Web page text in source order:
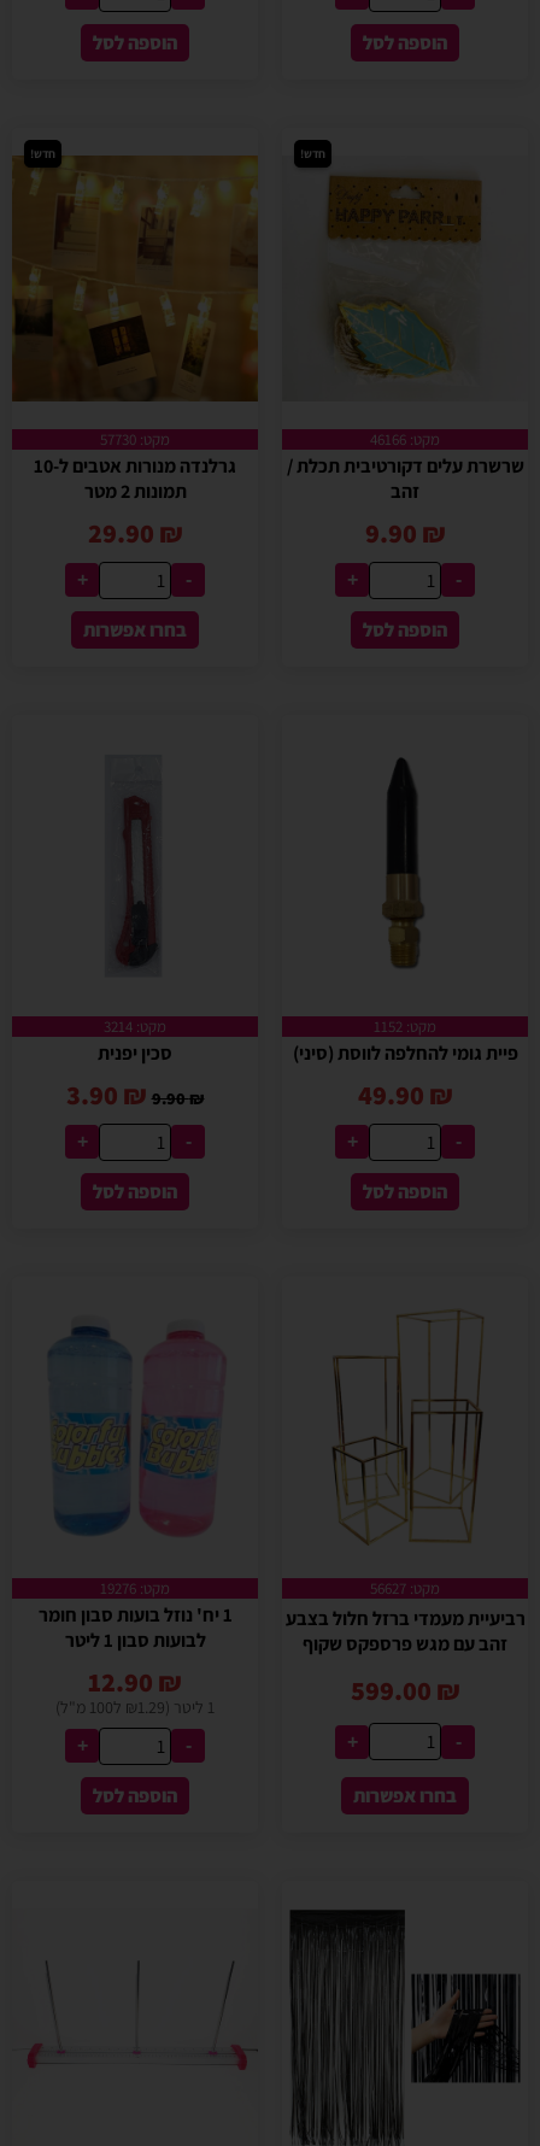
הוספה לסל הוספה לסל
חדש!
מקט: 46166
שרשרת עלים דקורטיבית תכלת /
זהב
9.90 ₪
-
+
הוספה לסל
חדש!
מקט: 57730
גרלנדה מנורות אטבים ל-10
תמונות 2 מטר
29.90 ₪
-
+
בחרו אפשרות
מקט: 1152
פיית גומי להחלפה לווסת (סיני)
49.90 ₪
-
+
הוספה לסל
מקט: 3214
סכין יפנית
9.90₪
3.90 ₪
-
+
הוספה לסל
מקט: 56627
רביעיית מעמדי ברזל חלול בצבע
זהב עם מגש פרספקס שקוף
599.00 ₪
-
+
בחרו אפשרות
מקט: 19276
1 יח' נוזל בועות סבון חומר
לבועות סבון 1 ליטר
12.90 ₪
1 ליטר (₪1.29 ל100 מ"ל)
-
+
הוספה לסל